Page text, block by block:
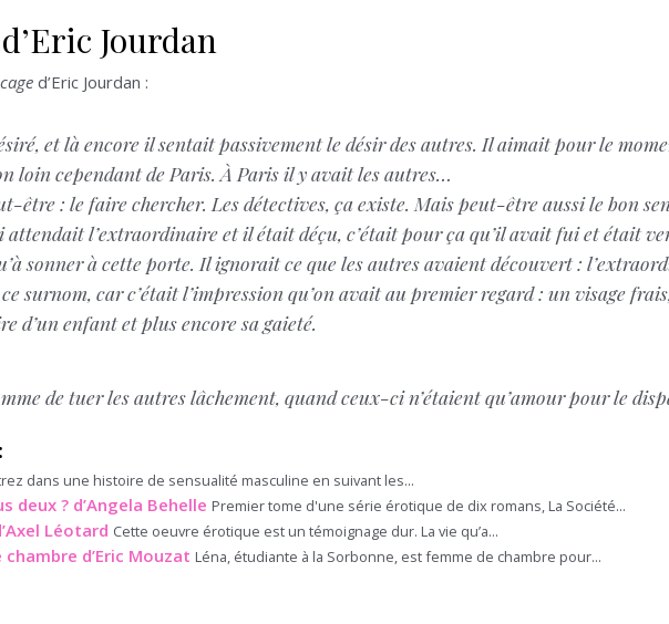
d’Eric Jourdan
d’Eric Jourdan :
et là encore il sentait passivement le désir des autres. Il aimait pour le
loin cependant de Paris. À Paris il y avait les autres…
être : le faire chercher. Les détectives, ça existe. Mais peut-être aussi le bon
l’extraordinaire et il était déçu, c’était pour ça qu’il avait fui et était
sonner à cette porte. Il ignorait ce que les autres avaient découvert :
surnom, car c’était l’impression qu’on avait au premier regard : un visage
d’un enfant et plus encore sa gaieté.
de tuer les autres lâchement, quand ceux-ci n’étaient qu’amour pour le
dans une histoire de sensualité masculine en suivant les...
deux ? d’Angela Behelle Premier tome d'une série érotique de dix romans, La Société...
Léotard Cette oeuvre érotique est un témoignage dur. La vie qu’a...
d’Eric Mouzat Léna, étudiante à la Sorbonne, est femme de chambre pour...